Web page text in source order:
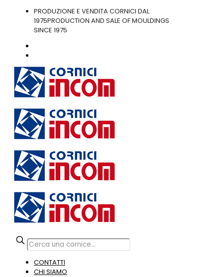
PRODUZIONE E VENDITA CORNICI DAL
1975PRODUCTION AND SALE OF MOULDINGS
SINCE 1975
CONTATTI
CHI SIAMO